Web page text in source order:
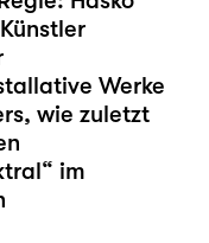
Werke
wie zuletzt
im